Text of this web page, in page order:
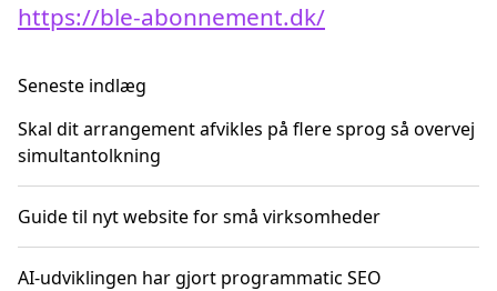
https://ble-abonnement.dk/
Seneste indlæg
Skal dit arrangement afvikles på flere sprog så overvej
simultantolkning
Guide til nyt website for små virksomheder
AI-udviklingen har gjort programmatic SEO